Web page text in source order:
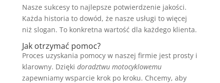
Nasze sukcesy to najlepsze potwierdzenie jakości.
Każda historia to dowód, że nasze usługi to więcej
niż slogan. To konkretna wartość dla każdego klienta.
Jak otrzymać pomoc?
Proces uzyskania pomocy w naszej firmie jest prosty i
klarowny. Dzięki doradztwu motocyklowemu
zapewniamy wsparcie krok po kroku. Chcemy, aby